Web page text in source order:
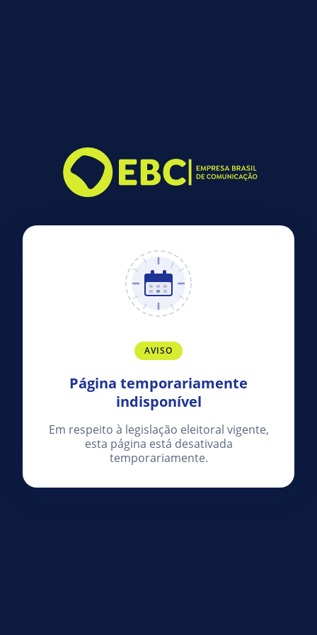
AVISO
Página temporariamente
indisponível
Em respeito à legislação eleitoral vigente,
esta página está desativada
temporariamente.